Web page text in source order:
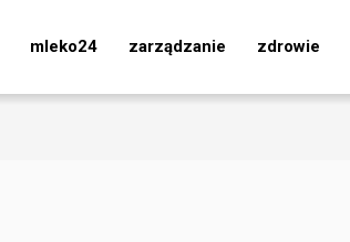
mleko24 zarządzanie zdrowie